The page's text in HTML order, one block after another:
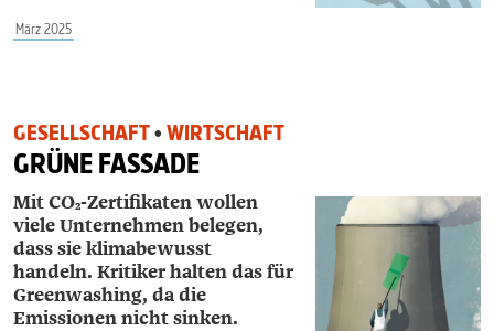
März 2025
GESELLSCHAFT• WIRTSCHAFT
GRÜNE FASSADE
Mit CO₂-Zertifikaten wollen
viele Unternehmen belegen,
dass sie klimabewusst
handeln. Kritiker halten das für
Greenwashing, da die
Emissionen nicht sinken.